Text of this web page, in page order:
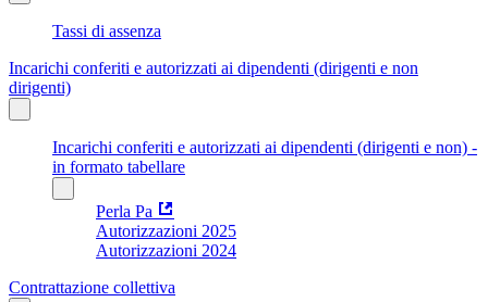
Tassi di assenza
Incarichi conferiti e autorizzati ai dipendenti (dirigenti e non
dirigenti)
Incarichi conferiti e autorizzati ai dipendenti (dirigenti e non) -
in formato tabellare
Perla Pa
Autorizzazioni 2025
Autorizzazioni 2024
Contrattazione collettiva